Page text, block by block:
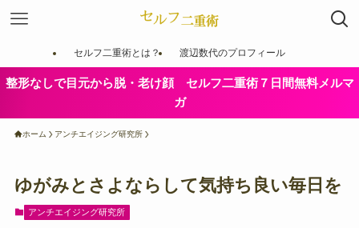
セルフ二重術とは？ 渡辺数代のプロフィール
整形なしで目元から脱・老け顔 セルフ二重術７日間無料メルマ
ガ
ホーム アンチエイジング研究所
ゆがみとさよならして気持ち良い毎日を
アンチエイジング研究所